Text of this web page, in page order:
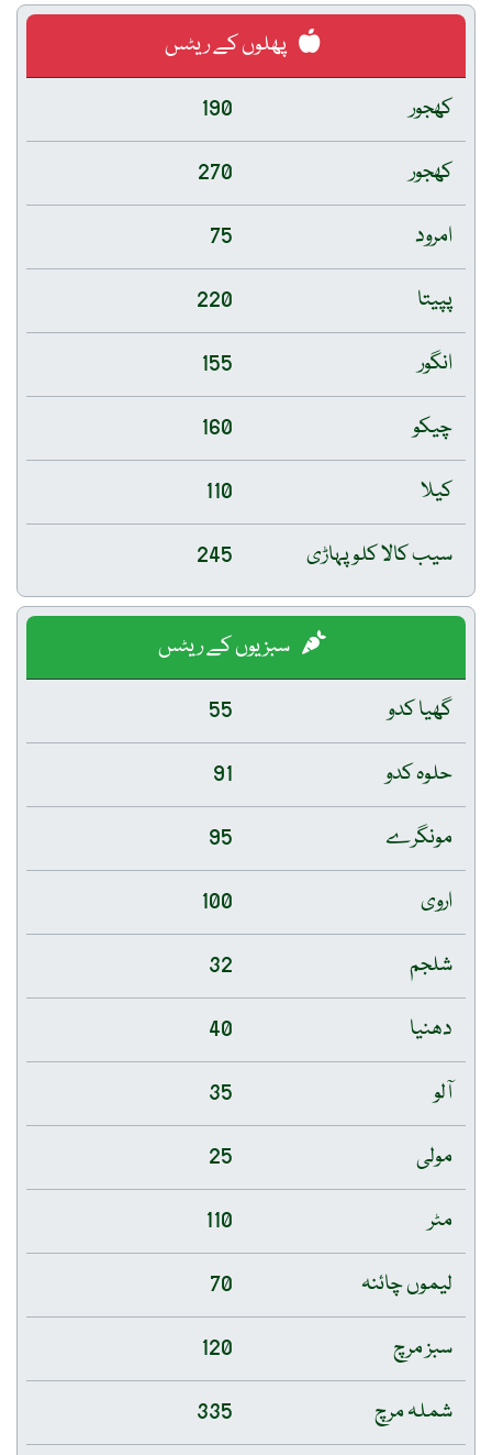
پھلوں کے ریٹس
کھجور
190
کھجور
270
امرود
75
پپیتا
220
انگور
155
چیکو
160
کیلا
110
سیب کالا کلو پہاڑی
245
سبزیوں کے ریٹس
گھیا کدو
55
حلوہ کدو
91
مونگرے
95
اروی
100
شلجم
32
دھنیا
40
آلو
35
مولی
25
مٹر
110
لیموں چائنہ
70
سبز مرچ
120
شملہ مرچ
335